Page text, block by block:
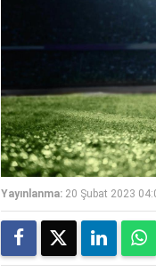
Yayınlanma: 20 Şubat 2023